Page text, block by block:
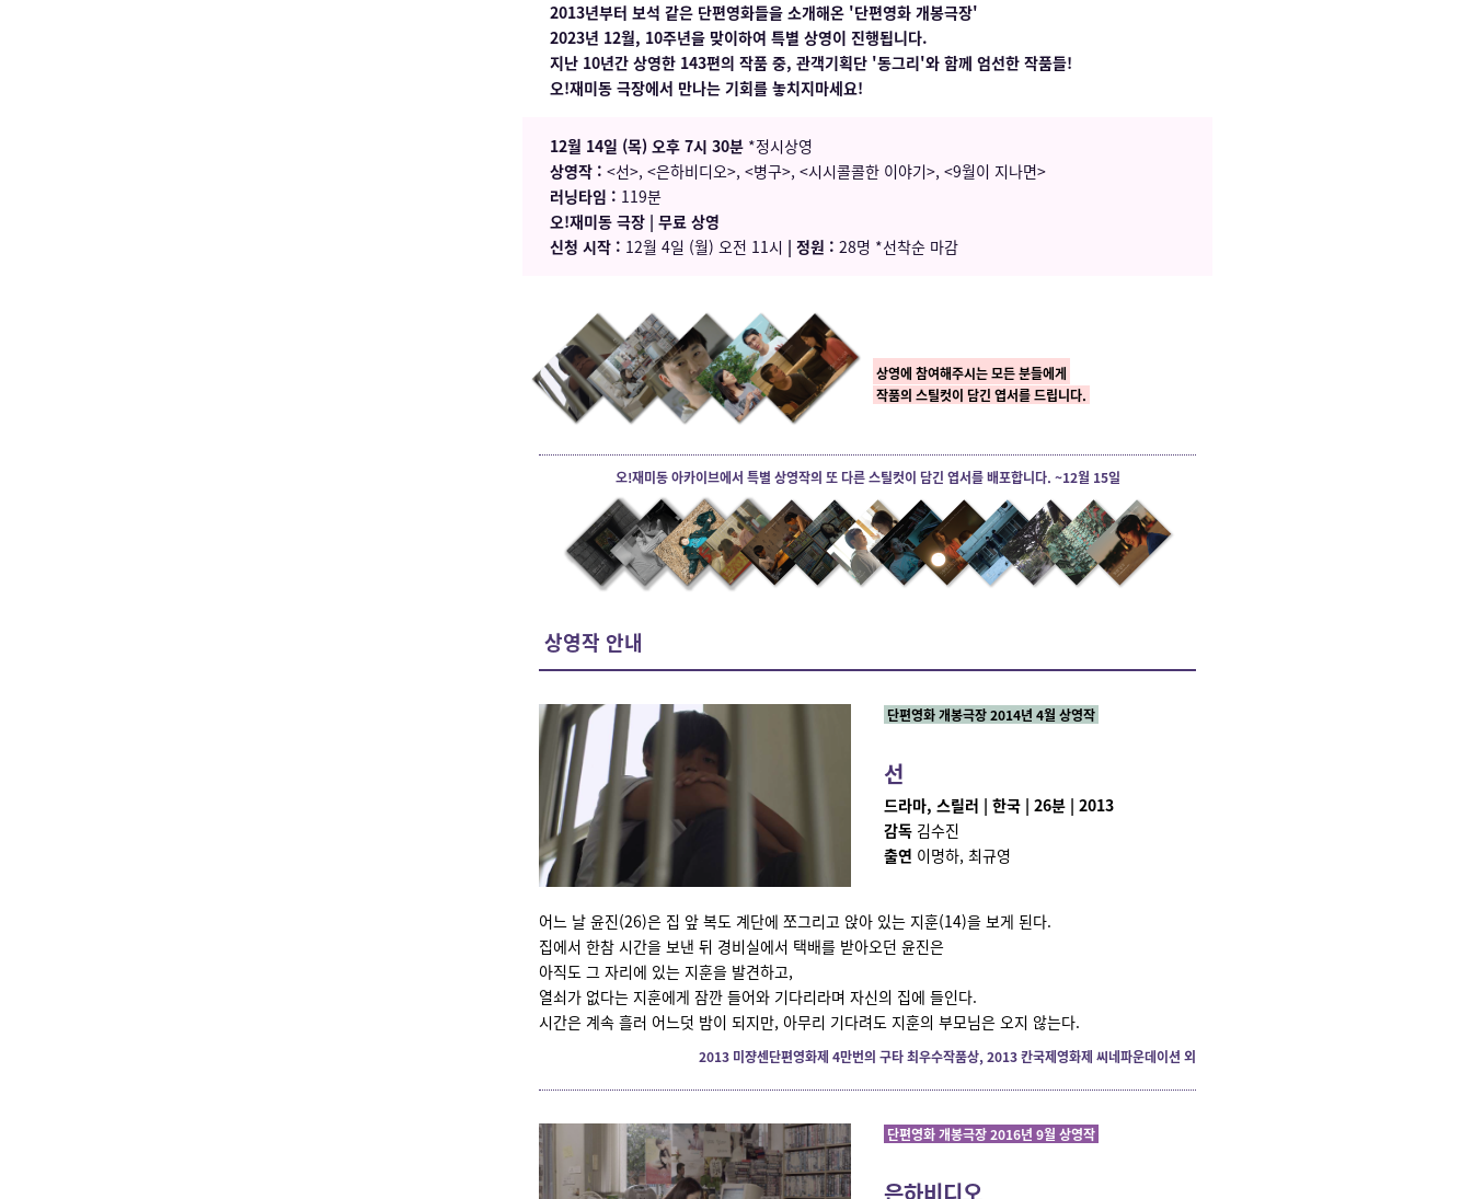
2013년부터 보석 같은 단편영화들을 소개해온 '단편영화 개봉극장'
2023년 12월, 10주년을 맞이하여 특별 상영이 진행됩니다.
지난 10년간 상영한 143편의 작품 중, 관객기획단 '동그리'와 함께 엄선한 작품들!
오!재미동 극장에서 만나는 기회를 놓치지마세요!
12월 14일 (목) 오후 7시 30분 *정시상영
상영작 : <선>, <은하비디오>, <병구>, <시시콜콜한 이야기>, <9월이 지나면>
러닝타임 : 119분
오!재미동 극장 | 무료 상영
신청 시작 : 12월 4일 (월) 오전 11시 | 정원 : 28명 *선착순 마감
상영에 참여해주시는모든 분들에게
작품의 스틸컷이 담긴 엽서를 드립니다.
오!재미동 아카이브에서 특별 상영작의 또 다른 스틸컷이 담긴 엽서를 배포합니다. ~12월 15일
상영작 안내
단편영화 개봉극장 2014년 4월 상영작
선
드라마, 스릴러 | 한국 | 26분 | 2013
감독 김수진
출연 이명하, 최규영
어느 날 윤진(26)은 집 앞 복도 계단에 쪼그리고 앉아 있는 지훈(14)을 보게 된다.
집에서 한참 시간을 보낸 뒤 경비실에서 택배를 받아오던 윤진은
아직도 그 자리에 있는 지훈을 발견하고,
열쇠가 없다는 지훈에게 잠깐 들어와 기다리라며 자신의 집에 들인다.
시간은 계속 흘러 어느덧 밤이 되지만, 아무리 기다려도 지훈의 부모님은 오지 않는다.
2013 미쟝센단편영화제 4만번의 구타 최우수작품상, 2013 칸국제영화제 씨네파운데이션 외
단편영화 개봉극장 2016년 9월 상영작